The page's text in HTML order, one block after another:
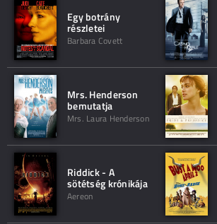
Egy botrány
részletei
Barbara Covett
Mrs. Henderson
bemutatja
Mrs. Laura Henderson
Riddick - A
sötétség krónikája
Aereon